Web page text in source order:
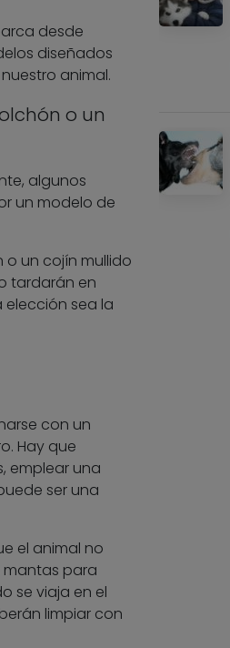
desde
diseñados
animal.
o un
algunos
un modelo de
o un cojín mullido
tardarán en
elección sea la
con un
Hay que
emplear una
ser una
el animal no
mantas para
se viaja en el
limpiar con